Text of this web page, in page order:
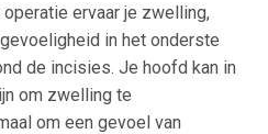
ervaar je zwelling,
in het onderste
de incisies. Je hoofd kan in
om zwelling te
om een gevoel van